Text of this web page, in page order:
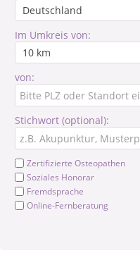
Im Umkreis von:
von:
Stichwort (optional):
Zertifizierte Osteopathen
Soziales Honorar
Fremdsprache
Online-Fernberatung